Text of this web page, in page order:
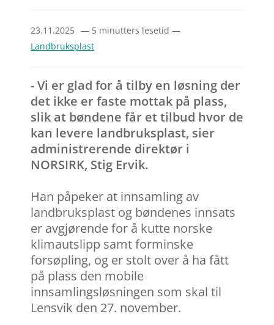
23.11.2025 — 5 minutters lesetid —
Landbruksplast
- Vi er glad for å tilby en løsning der
det ikke er faste mottak på plass,
slik at bøndene får et tilbud hvor de
kan levere landbruksplast, sier
administrerende direktør i
NORSIRK, Stig Ervik.
Han påpeker at innsamling av
landbruksplast og bøndenes innsats
er avgjørende for å kutte norske
klimautslipp samt forminske
forsøpling, og er stolt over å ha fått
på plass den mobile
innsamlingsløsningen som skal til
Lensvik den 27. november.